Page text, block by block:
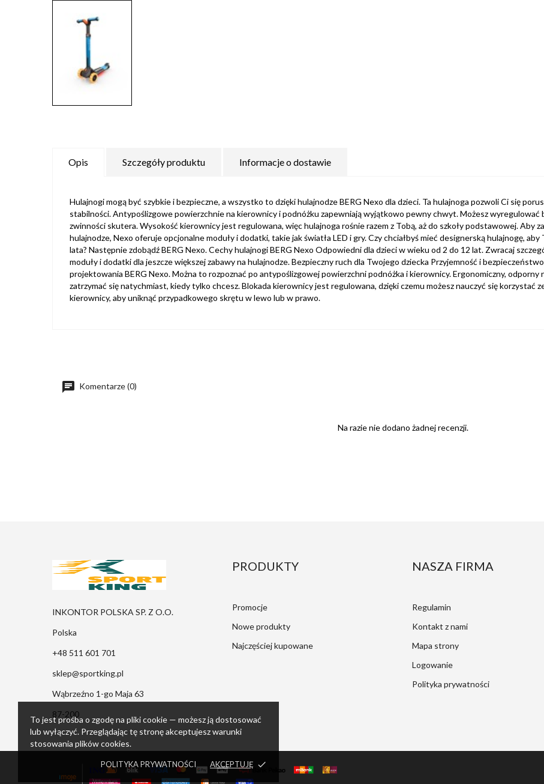
To jest prośba o zgodę na pliki cookie — możesz ją dostosować
lub wyłączyć. Przeglądając tę stronę akceptujesz warunki
stosowania plików cookies.
POLITYKA PRYWATNOŚCI AKCEPTUJĘ done
Opis Szczegóły produktu Informacje o dostawie
Hulajnogi mogą być szybkie i bezpieczne, a wszystko to dzięki hulajnodze BERG Nexo dla dzieci. Ta hulajnoga pozwoli Ci się
stabilności. Antypoślizgowe powierzchnie na kierownicy i podnóżku zapewniają wyjątkowo pewny chwyt. Możesz wyregulować
zwinności skutera. Wysokość kierownicy jest regulowana, więc hulajnoga rośnie razem z Tobą, aż do szkoły podstawowej. Aby
hulajnodze, Nexo oferuje opcjonalne moduły i dodatki, takie jak światła LED i gry. Czy chciałbyś mieć designerską hulajnogę,
lata? Następnie zdobądź BERG Nexo. Cechy hulajnogi BERG Nexo Odpowiedni dla dzieci w wieku od 2 do 12 lat. Zwracaj
moduły i dodatki dla jeszcze większej zabawy na hulajnodze. Bezpieczny ruch dla Twojego dziecka Przyjemność i
projektowania BERG Nexo. Można to rozpoznać po antypoślizgowej powierzchni podnóżka i kierownicy. Ergonomiczny, odporny
zatrzymać się natychmiast, kiedy tylko chcesz. Blokada kierownicy jest regulowana, dzięki czemu możesz nauczyć się korzystać
kierownicy, aby uniknąć przypadkowego skrętu w lewo lub w prawo.
Komentarze (0)
Na razie nie dodano żadnej recenzji.
INKONTOR POLSKA SP. Z O.O.
Polska
+48 511 601 701
sklep@sportking.pl
Wąbrzeźno 1-go Maja 63
87-200
PRODUKTY
Promocje
Nowe produkty
Najczęściej kupowane
NASZA FIRMA
Regulamin
Kontakt z nami
Mapa strony
Logowanie
Polityka prywatności